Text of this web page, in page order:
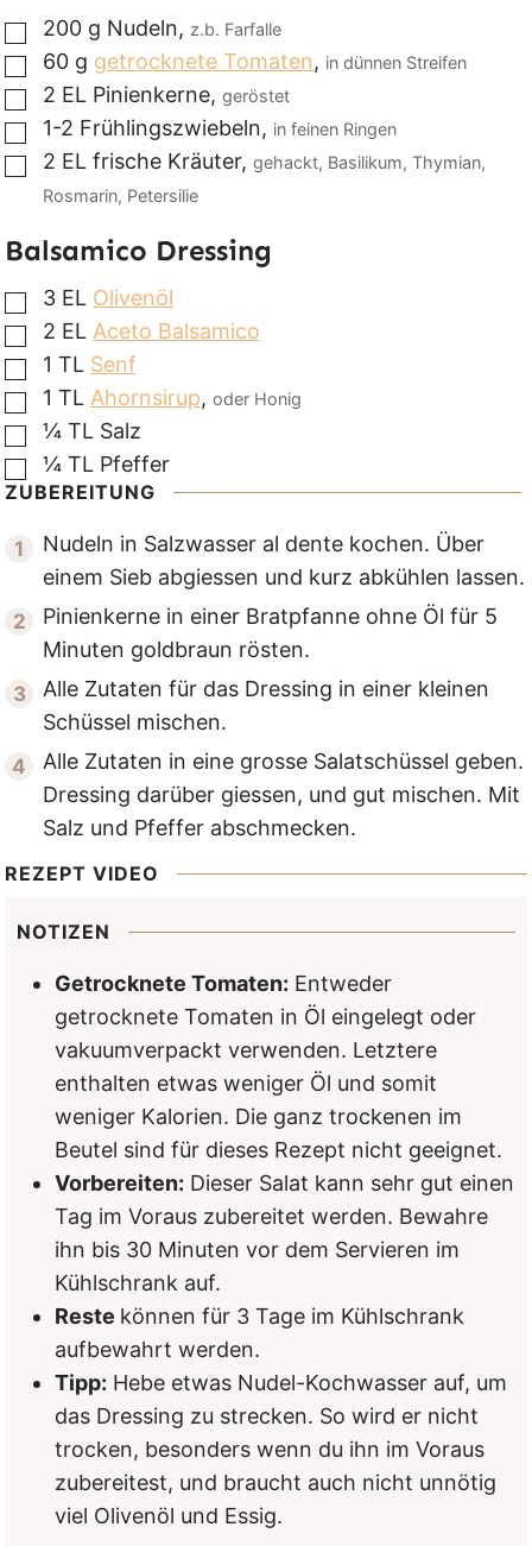
▢
200 g Nudeln, z.b. Farfalle
▢
60 g getrocknete Tomaten, in dünnen Streifen
▢
2 EL Pinienkerne, geröstet
▢
1-2 Frühlingszwiebeln, in feinen Ringen
▢
2 EL frische Kräuter, gehackt, Basilikum, Thymian,
Rosmarin, Petersilie
Balsamico Dressing
▢
3 EL Olivenöl
▢
2 EL Aceto Balsamico
▢
1 TL Senf
▢
1 TL Ahornsirup, oder Honig
▢
¼ TL Salz
▢
¼ TL Pfeffer
ZUBEREITUNG
Nudeln in Salzwasser al dente kochen. Über
einem Sieb abgiessen und kurz abkühlen lassen.
Pinienkerne in einer Bratpfanne ohne Öl für 5
Minuten goldbraun rösten.
Alle Zutaten für das Dressing in einer kleinen
Schüssel mischen.
Alle Zutaten in eine grosse Salatschüssel geben.
Dressing darüber giessen, und gut mischen. Mit
Salz und Pfeffer abschmecken.
REZEPT VIDEO
NOTIZEN
Getrocknete Tomaten: Entweder
getrocknete Tomaten in Öl eingelegt oder
vakuumverpackt verwenden. Letztere
enthalten etwas weniger Öl und somit
weniger Kalorien. Die ganz trockenen im
Beutel sind für dieses Rezept nicht geeignet.
Vorbereiten: Dieser Salat kann sehr gut einen
Tag im Voraus zubereitet werden. Bewahre
ihn bis 30 Minuten vor dem Servieren im
Kühlschrank auf.
Reste können für 3 Tage im Kühlschrank
aufbewahrt werden.
Tipp: Hebe etwas Nudel-Kochwasser auf, um
das Dressing zu strecken. So wird er nicht
trocken, besonders wenn du ihn im Voraus
zubereitest, und braucht auch nicht unnötig
viel Olivenöl und Essig.